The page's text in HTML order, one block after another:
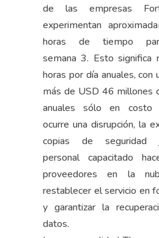
de las empresas
experimentan
horas de tiempo
semana 3. Esto significa
horas por día anuales, con
más de USD 46 millones
anuales sólo en costo
ocurre una disrupción, la
copias de seguridad
personal capacitado
proveedores en la
restablecer el servicio en
y garantizar la
datos.